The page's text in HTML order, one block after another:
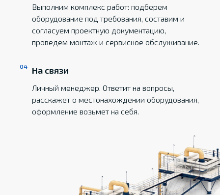
Выполним комплекс работ: подберем
оборудование под требования, составим и
согласуем проектную документацию,
проведем монтаж и сервисное обслуживание.
На связи
Личный менеджер. Ответит на вопросы,
расскажет о местонахождении оборудования,
оформление возьмет на себя.